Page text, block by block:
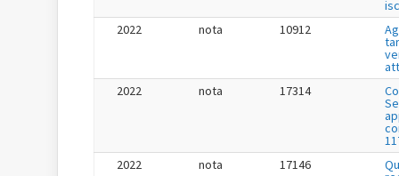
2022
nota 10912
2022
nota 17314
2022
nota 17146